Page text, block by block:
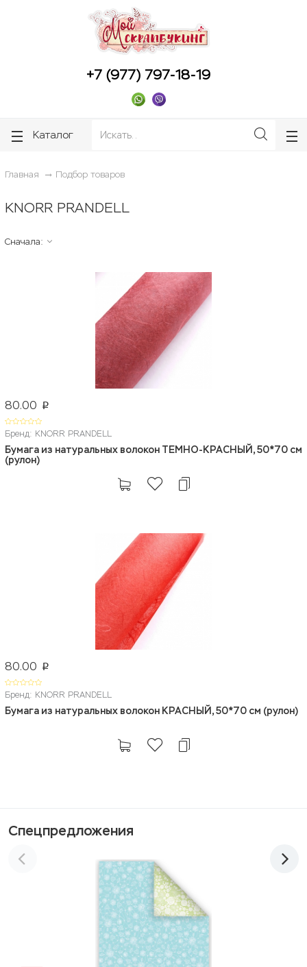
+7 (977) 797-18-19
Каталог
Главная Подбор товаров
KNORR PRANDELL
Сначала:
80.00 p
Бренд: KNORR PRANDELL
Бумага из натуральных волокон ТЕМНО-КРАСНЫЙ, 50*70 см
(рулон)
80.00 p
Бренд: KNORR PRANDELL
Бумага из натуральных волокон КРАСНЫЙ, 50*70 см (рулон)
Спецпредложения